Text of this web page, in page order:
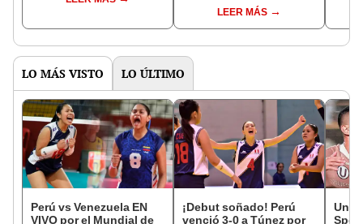
LEER MÁS
LO MÁS VISTO LO ÚLTIMO
Perú vs Venezuela EN
VIVO por el Mundial de
¡Debut soñado! Perú
venció 3-0 a Túnez por